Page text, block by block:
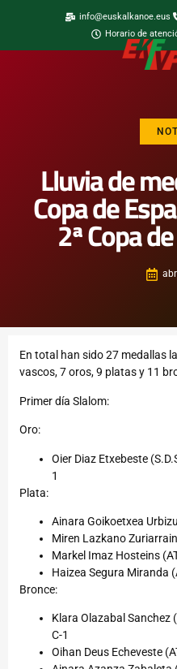
info@euskalkanoe.eus
Horario de
Lluvia de
Copa de
2ª Copa
En total han sido 27 medallas
vascos, 7 oros, 9 platas y 11
Primer día Slalom:
Oro:
Oier Diaz Etxebeste
1
Plata:
Ainara Goikoetxea
Miren Lazkano
Markel Imaz Hosteins
Haizea Segura Miranda
Bronce:
Klara Olazabal Sanchez
C-1
Oihan Deus Echeveste